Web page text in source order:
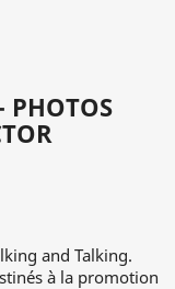
PHOTOS
and Talking.
à la promotion